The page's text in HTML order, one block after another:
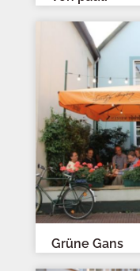
Grüne Gans